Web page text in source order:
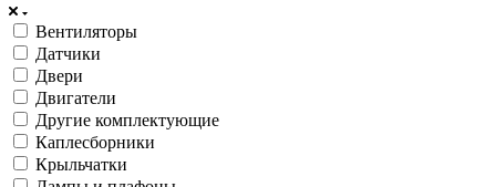
Вентиляторы
Датчики
Двери
Двигатели
Другие комплектующие
Каплесборники
Крыльчатки